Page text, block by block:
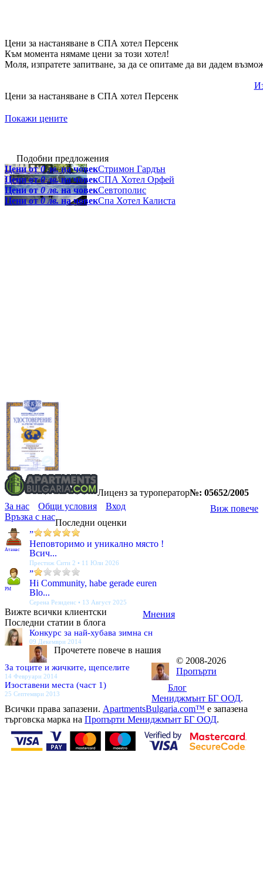
Цени за настаняване в СПА хотел Персенк
Към момента нямаме цени за този хотел!
Моля, изпратете запитване, за да се опитаме да ви дадем
Цени за настаняване в СПА хотел Персенк
Покажи цените
Подобни предложения
Цени от0 лв.на човекСтримон Гардън
Цени от0 лв.на човекСПА Хотел Орфей
Цени от0 лв.на човекСевтополис
Цени от0 лв.на човекСпа Хотел Калиста
Лиценз за туроператор№: 05652/2005
Виж повече
За нас Общи условия
Вход
Връзка с нас
Последни оценки
Атанас
”
Неповторимо и уникално място !
Всич...
Престиж Сити 2 • 11 Юли 2026
PM
”
Hi Community, habe gerade euren
Blo...
Серена Резиденс • 13 Август 2025
Мнения
Вижте всички клиентски
Последни статии в блога
Конкурс за най-хубава зимна сн
09 Декември 2014
За тоците и жичките, щепселите
14 Февруари 2014
Изоставени места (част 1)
25 Септември 2013
Блог
Прочетете повече в нашия
© 2008-2026
Пропърти
Мениджмънт БГ ООД.
Всички права запазени. ApartmentsBulgaria.com™ е запазена
търговска марка на Пропърти Мениджмънт БГ ООД.